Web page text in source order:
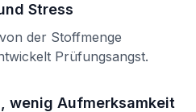
Stress
der Stoffmenge
Prüfungsangst.
wenig Aufmerksamkeit